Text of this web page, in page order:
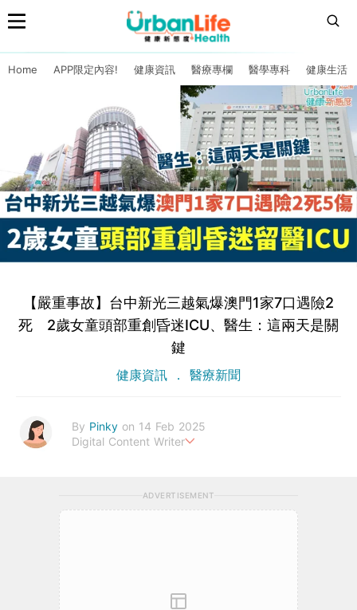
Home APP限定內容! 健康資訊 醫療專欄 醫學專科 健康生活
【嚴重事故】台中新光三越氣爆澳門1家7口遇險2
死 2歲女童頭部重創昏迷ICU、醫生：這兩天是關
鍵
健康資訊 醫療新聞
By Pinky on 14 Feb 2025
Digital Content Writer
ADVERTISEMENT